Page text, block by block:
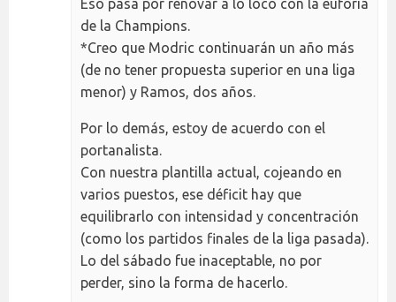
Eso pasa por renovar a lo loco con la euforia
de la Champions.
*Creo que Modric continuarán un año más
(de no tener propuesta superior en una liga
menor) y Ramos, dos años.
Por lo demás, estoy de acuerdo con el
portanalista.
Con nuestra plantilla actual, cojeando en
varios puestos, ese déficit hay que
equilibrarlo con intensidad y concentración
(como los partidos finales de la liga pasada).
Lo del sábado fue inaceptable, no por
perder, sino la forma de hacerlo.